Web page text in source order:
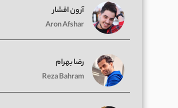
آرون افشار
Aron Afshar
رضا بهرام
Reza Bahram